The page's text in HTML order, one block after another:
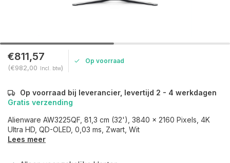
€811,57
(€982,00 Incl. btw)
Op voorraad
Op voorraad bij leverancier, levertijd 2 - 4 werkdagen
Gratis verzending
Alienware AW3225QF, 81,3 cm (32'), 3840 x 2160 Pixels, 4K
Ultra HD, QD-OLED, 0,03 ms, Zwart, Wit
Lees meer